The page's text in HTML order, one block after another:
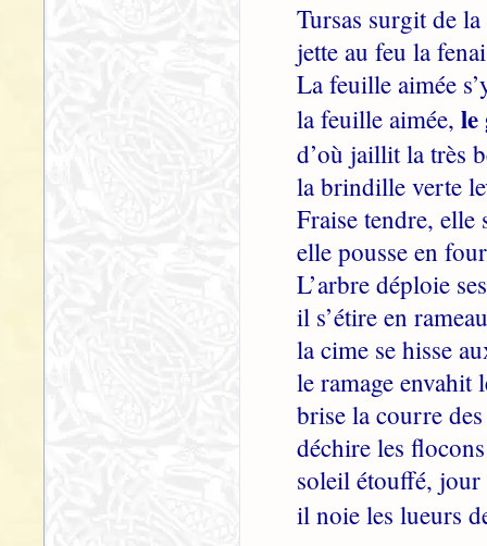
Tursas surgit de
jette au feu la
La feuille aimée
la feuille aimée, le
d’où jaillit la très
la brindille verte
Fraise tendre, elle
elle pousse en
L’arbre déploie
il s’étire en
la cime se hisse
le ramage envahit
brise la courre
déchire les
soleil étouffé,
il noie les lueurs